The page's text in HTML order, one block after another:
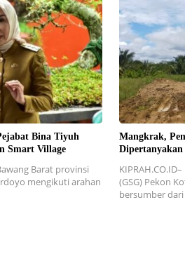
Bina Tiyuh
Smart Village
Barat provinsi
mengikuti arahan
Mangkrak,
Dipertanyakan
(GSG) Pekon
bersumber